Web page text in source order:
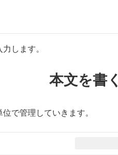
します。
本文を書く
で管理していきます。